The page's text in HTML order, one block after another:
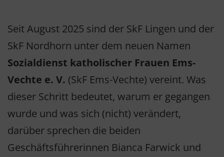
Seit August 2025 sind der SkF Lingen und der
SkF Nordhorn unter dem neuen Namen
Sozialdienst katholischer Frauen Ems-
Vechte e. V. (SkF Ems-Vechte) vereint. Was
dieser Schritt bedeutet, warum er gegangen
wurde und was sich (nicht) verändert,
darüber sprechen die beiden
Geschäftsführerinnen Bianca Farwick und